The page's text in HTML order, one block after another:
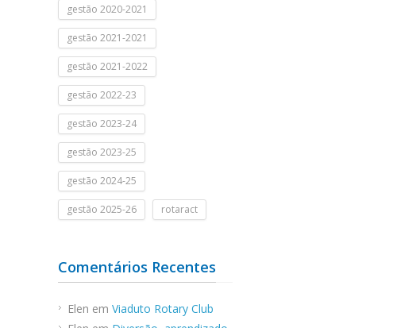
gestão 2020-2021
gestão 2021-2021
gestão 2021-2022
gestão 2022-23
gestão 2023-24
gestão 2023-25
gestão 2024-25
gestão 2025-26 rotaract
Comentários Recentes
Elen em Viaduto Rotary Club